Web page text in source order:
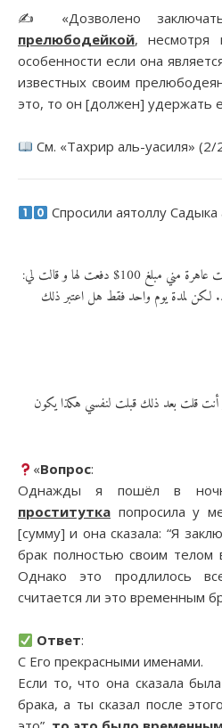
✍️ «Дозволено
прелюбодейкой, несмотря
особенности если она
известных своим
это, то он [должен] удержать
См. «Тахрир аль-уасиля» (2/
Спросили аятоллу Садыка
مرة ذهبت إلى نادي ليلي، حيث طلبت عاهرة مني مبلغ 100$ دفعت لها و قالت لي:
لكن لمدة يوم واحد فقط هل اعتبر ذلك
أنت قلت بعد ذلك قبلت لنفسي هکذا يکون
«Вопрос:
Однажды я пошёл в
проститутка попросила у
[сумму] и она сказала: “Я
брак полностью своим телом
Однако это продлилось
считается ли это временным
Ответ:
С Его прекрасными именами.
Если то, что она сказала
брака, а ты сказал после